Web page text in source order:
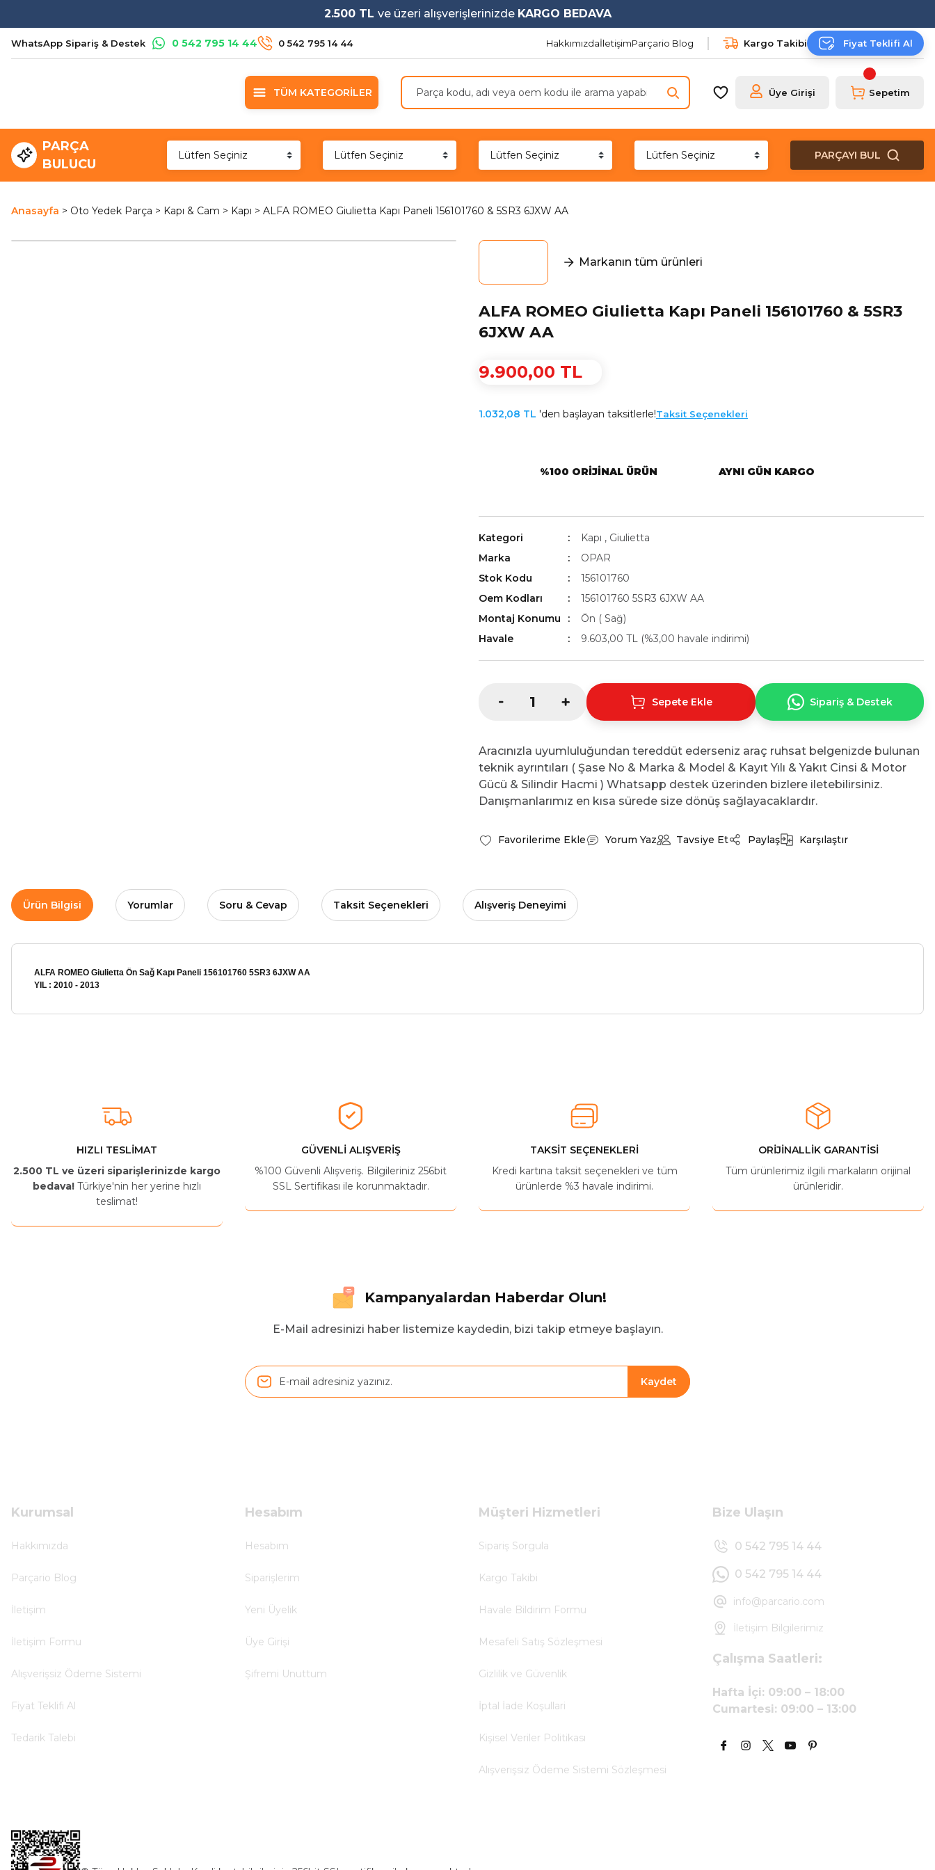
2.500 TL ve üzeri alışverişlerinizde KARGO BEDAVA
WhatsApp Sipariş & Destek 0 542 795 14 44 0 542 795 14 44 HakkımızdaİletişimParçario Blog Kargo Takibi Fiyat Teklifi Al
TÜM KATEGORİLER Üye Girişi Sepetim
PARÇA
BULUCU
PARÇAYI BUL
Anasayfa Oto Yedek Parça Kapı & Cam Kapı ALFA ROMEO Giulietta Kapı Paneli 156101760 & 5SR3 6JXW AA
Markanın tüm ürünleri
ALFA ROMEO Giulietta Kapı Paneli 156101760 & 5SR3
6JXW AA
9.900,00 TL
1.032,08 TL 'den başlayan taksitlerle!Taksit Seçenekleri
%100 ORIJINAL ÜRÜN AYNI GÜN KARGO
Kategori Kapı , Giulietta
Marka
OPAR
Stok Kodu
156101760
Oem Kodları
156101760 5SR3 6JXW AA
Montaj Konumu
Ön ( Sağ)
Havale
9.603,00 TL (%3,00 havale indirimi)
Sepete Ekle Sipariş & Destek
Aracınızla uyumluluğundan tereddüt ederseniz araç ruhsat belgenizde bulunan
teknik ayrıntıları ( Şase No & Marka & Model & Kayıt Yılı & Yakıt Cinsi & Motor
Gücü & Silindir Hacmi ) Whatsapp destek üzerinden bizlere iletebilirsiniz.
Danışmanlarımız en kısa sürede size dönüş sağlayacaklardır.
Yorum Yaz Tavsiye Et Paylaş Karşılaştır
Ürün Bilgisi Yorumlar Soru & Cevap Taksit Seçenekleri Alışveriş Deneyimi
ALFA ROMEO Giulietta Ön Sağ Kapı Paneli 156101760 5SR3 6JXW AA
YIL : 2010 - 2013
T... Ç... | 15/01/2026
Resimde gördüğünüz bire bir geliyor
M... A... | 03/10/2025
HIZLI TESLİMAT
2.500 TL ve üzeri siparişlerinizde kargo
bedava! Türkiye'nin her yerine hızlı
teslimat!
GÜVENLİ ALIŞVERİŞ
%100 Güvenli Alışveriş. Bilgileriniz 256bit
SSL Sertifikası ile korunmaktadır.
TAKSİT SEÇENEKLERİ
Kredi kartına taksit seçenekleri ve tüm
ürünlerde %3 havale indirimi.
ORİJİNALLİK GARANTİSİ
Tüm ürünlerimiz ilgili markaların orijinal
ürünleridir.
Kampanyalardan Haberdar Olun!
E-Mail adresinizi haber listemize kaydedin, bizi takip etmeye başlayın.
Kaydet
Kurumsal
Hakkımızda
Parçario Blog
İletişim
İletişim Formu
Alışverişsiz Ödeme Sistemi
Fiyat Teklifi Al
Tedarik Talebi
Hesabım
Hesabım
Siparişlerim
Yeni Üyelik
Üye Girişi
Şifremi Unuttum
Müşteri Hizmetleri
Sipariş Sorgula
Kargo Takibi
Havale Bildirim Formu
Mesafeli Satış Sözleşmesi
Gizlilik ve Güvenlik
İptal İade Koşullari
Kişisel Veriler Politikası
Alışverişsiz Ödeme Sistemi Sözleşmesi
Bize Ulaşın
0 542 795 14 44
0 542 795 14 44
info@parcario.com
İletişim Bilgilerimiz
Çalışma Saatleri:
Hafta İçi: 09:00 – 18:00
Cumartesi: 09:00 – 13:00